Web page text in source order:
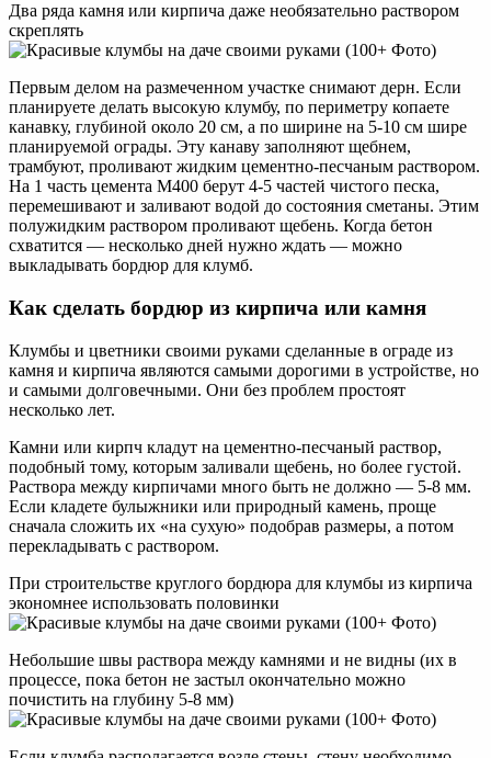
Два ряда камня или кирпича даже необязательно раствором
скреплять
Первым делом на размеченном участке снимают дерн. Если
планируете делать высокую клумбу, по периметру копаете
канавку, глубиной около 20 см, а по ширине на 5-10 см шире
планируемой ограды. Эту канаву заполняют щебнем,
трамбуют, проливают жидким цементно-песчаным раствором.
На 1 часть цемента М400 берут 4-5 частей чистого песка,
перемешивают и заливают водой до состояния сметаны. Этим
полужидким раствором проливают щебень. Когда бетон
схватится — несколько дней нужно ждать — можно
выкладывать бордюр для клумб.
Как сделать бордюр из кирпича или камня
Клумбы и цветники своими руками сделанные в ограде из
камня и кирпича являются самыми дорогими в устройстве, но
и самыми долговечными. Они без проблем простоят
несколько лет.
Камни или кирпч кладут на цементно-песчаный раствор,
подобный тому, которым заливали щебень, но более густой.
Раствора между кирпичами много быть не должно — 5-8 мм.
Если кладете булыжники или природный камень, проще
сначала сложить их «на сухую» подобрав размеры, а потом
перекладывать с раствором.
При строительстве круглого бордюра для клумбы из кирпича
экономнее использовать половинки
Небольшие швы раствора между камнями и не видны (их в
процессе, пока бетон не застыл окончательно можно
почистить на глубину 5-8 мм)